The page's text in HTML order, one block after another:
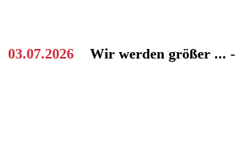
03.07.2026 Wir werden größer ... -